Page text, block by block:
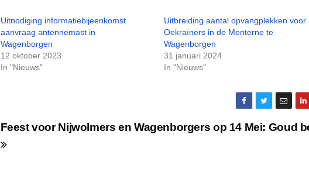
Uitnodiging informatiebijeenkomst
aanvraag antennemast in
Wagenborgen
12 oktober 2023
In "Nieuws"
Uitbreiding aantal opvangplekken voor
Oekraïners in de Menterne te
Wagenborgen
31 januari 2024
In "Nieuws"
Feest voor Nijwolmers en Wagenborgers op 14 Mei: Goud